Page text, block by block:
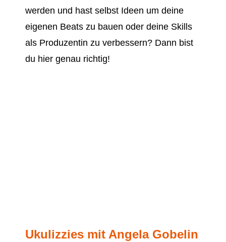
werden und hast selbst Ideen um deine
eigenen Beats zu bauen oder deine Skills
als Produzentin zu verbessern? Dann bist
du hier genau richtig!
Ukulizzies mit Angela Gobelin